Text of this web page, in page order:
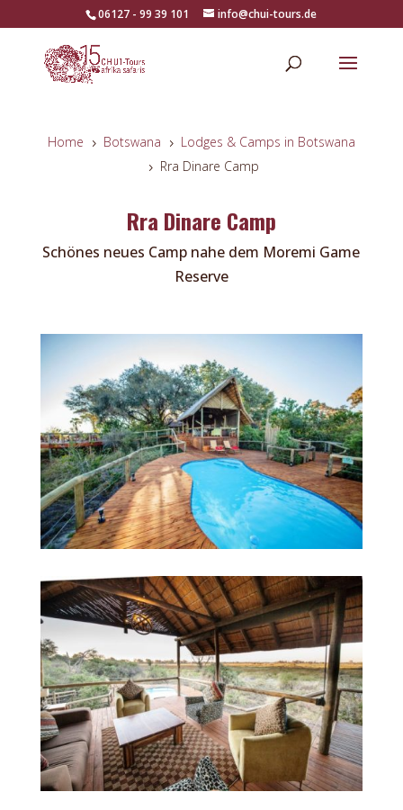
06127 - 99 39 101 info@chui-tours.de
Home 5 Botswana 5 Lodges & Camps in Botswana
5 Rra Dinare Camp
Rra Dinare Camp
Schönes neues Camp nahe dem Moremi Game
Reserve